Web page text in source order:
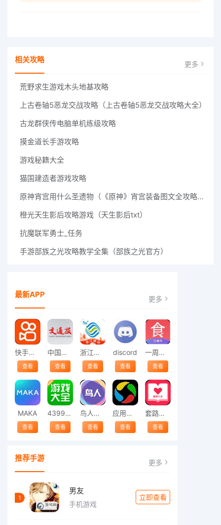
相关攻略 更多
荒野求生游戏木头地基攻略
上古卷轴5恶龙交战攻略（上古卷轴5恶龙交战攻略大全）
古龙群侠传电脑单机练级攻略
摸金道长手游攻略
游戏秘籍大全
猫国建造者游戏攻略
原神宵宫用什么圣遗物（《原神》宵宫装备图文全攻略宵宫圣遗物搭配哪个好）
橙光天生影后攻略游戏（天生影后txt）
抗魔联军勇士_任务
手游部族之光攻略教学全集（部族之光官方）
最新APP 更多
快手安装
查看
中国交通报
查看
浙江移动
查看
discord
查看
一周菜谱
查看
MAKA
查看
4399游戏大全
查看
鸟人助手
查看
应用宝下载
查看
套路大全
查看
推荐手游 更多
1
男友
手机游戏
立即查看